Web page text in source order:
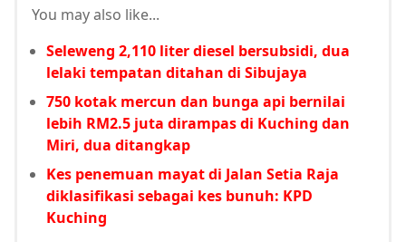
You may also like...
Seleweng 2,110 liter diesel bersubsidi, dua
lelaki tempatan ditahan di Sibujaya
750 kotak mercun dan bunga api bernilai
lebih RM2.5 juta dirampas di Kuching dan
Miri, dua ditangkap
Kes penemuan mayat di Jalan Setia Raja
diklasifikasi sebagai kes bunuh: KPD
Kuching